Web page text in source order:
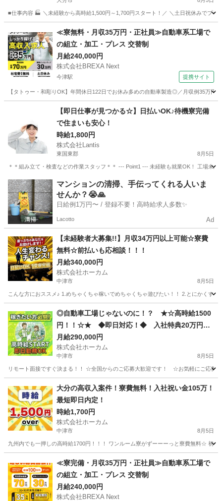
■仕事内容 🏭 ＼未経験から高時給1,500円～1,700円スタート！／ ＼土日祝休みでプ
軽作業 オンライン
≪寮無料・月収35万円・正社員≫自動車系工場で
の組立・加工・プレス 交替制
月給240,000円
株式会社BREXA Next
今津駅 提携サイト
【タトゥー・和彫りOK】年間休日122日でお休み多めの自動車製造◎／月収例35万
今津駅 その他
【即日仕事が見つかる☆】日払いOK♪待機寮完備
で住まいも安心！
時給1,800円
株式会社Lantis
東国東郡 8月5日
＊＊組み立て・検査などの作業スタッフ＊＊ --- Point1 --- 未経験も就業OK！ 工場未
大分 東国東郡 工場 スタッフ
マンションの清掃、手伝ってくれる人いま
せんか？😭🙏
日給例1万円〜 / 登録不要！高時給求人多数✨
Lacotto Ad
【未経験者大募集!!】月収34万円以上可能☆寮費
無料☆前払いも応相談！！！
月給340,000円
株式会社ホーカム
中津市 8月5日
こんな方におススメ♪ 1.めちゃくちゃ稼いでめちゃくちゃ遊びたい！！ 2.とにかくす
工場 給料
◎自動車工場じゃないのに！？ ★☆高時給1500
円！！☆★ ◆即日対応！◆ 入社特典20万円支
給！！ 細かな部品の製造に関わるお仕事です！
月給290,000円
株式会社ホーカム
中津市 8月5日
リモート面接ですぐ決まる！！ ☆全国からのご応募大歓迎です！ ☆お気軽にご応募
軽作業 自動車
大分の高収入案件！寮費無料！入社祝い金105万！
最短即日内定！
時給1,700円
株式会社ホーカム
中津市 8月5日
九州内でも一押しの高時給1700円！！！ ワンルーム寮がずーーーっと寮費無料☆ 初
軽作業 無料
≪寮完備・月収35万円・正社員≫自動車系工場で
の組立・加工・プレス 交替制
月給240,000円
株式会社BREXA Next